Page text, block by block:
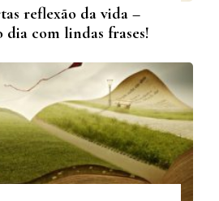
reflexão da vida –
dia com lindas frases!